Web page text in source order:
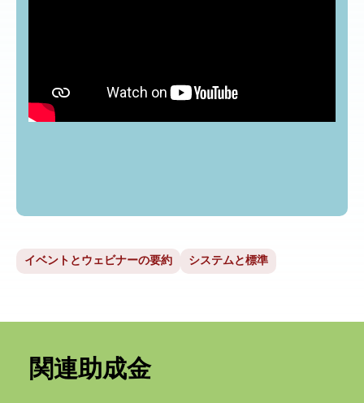
イベントとウェビナーの要約 システムと標準
関連助成金